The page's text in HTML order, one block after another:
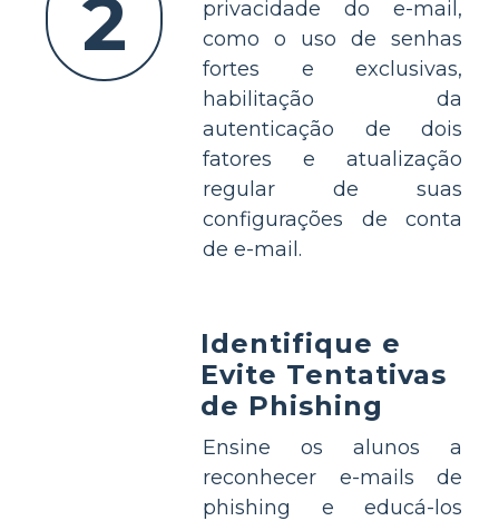
2
privacidade do e-mail,
como o uso de senhas
fortes e exclusivas,
habilitação da
autenticação de dois
fatores e atualização
regular de suas
configurações de conta
de e-mail.
Identifique e
Evite Tentativas
de Phishing
Ensine os alunos a
reconhecer e-mails de
phishing e educá-los